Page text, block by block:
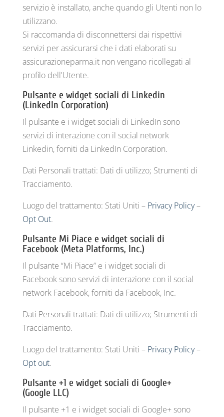
servizio è installato, anche quando gli Utenti non lo
utilizzano.
Si raccomanda di disconnettersi dai rispettivi
servizi per assicurarsi che i dati elaborati su
assicurazioneparma.it non vengano ricollegati al
profilo dell'Utente.
Pulsante e widget sociali di Linkedin
(LinkedIn Corporation)
Il pulsante e i widget sociali di LinkedIn sono
servizi di interazione con il social network
Linkedin, forniti da LinkedIn Corporation.
Dati Personali trattati: Dati di utilizzo; Strumenti di
Tracciamento.
Luogo del trattamento: Stati Uniti – Privacy Policy–
Opt Out.
Pulsante Mi Piace e widget sociali di
Facebook (Meta Platforms, Inc.)
Il pulsante “Mi Piace” e i widget sociali di
Facebook sono servizi di interazione con il social
network Facebook, forniti da Facebook, Inc.
Dati Personali trattati: Dati di utilizzo; Strumenti di
Tracciamento.
Luogo del trattamento: Stati Uniti – Privacy Policy–
Opt out.
Pulsante +1 e widget sociali di Google+
(Google LLC)
Il pulsante +1 e i widget sociali di Google+ sono